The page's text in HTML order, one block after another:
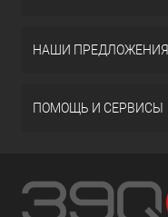
НАШИ ПРЕДЛОЖЕНИЯ
ПОМОЩЬ И СЕРВИСЫ